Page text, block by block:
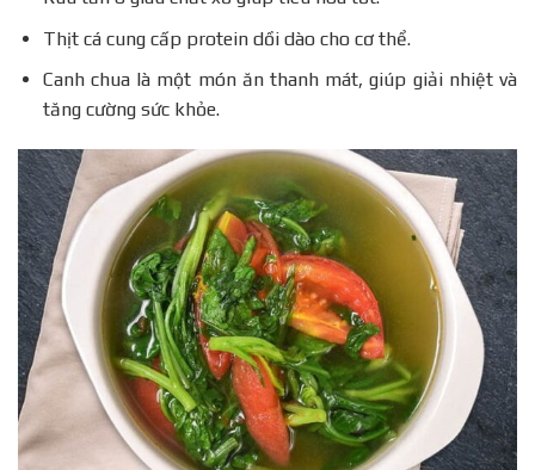
Thịt cá cung cấp protein dồi dào cho cơ thể.
Canh chua là một món ăn thanh mát, giúp giải nhiệt và
tăng cường sức khỏe.